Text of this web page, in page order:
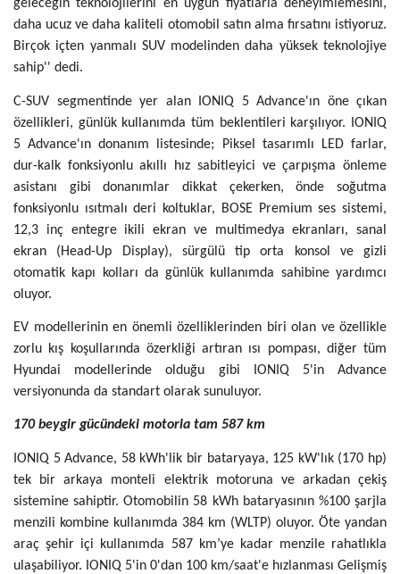
geleceğin teknolojilerini en uygun fiyatlarla deneyimlemesini,
daha ucuz ve daha kaliteli otomobil satın alma fırsatını istiyoruz.
Birçok içten yanmalı SUV modelinden daha yüksek teknolojiye
sahip'' dedi.
C-SUV segmentinde yer alan IONIQ 5 Advance'ın öne çıkan
özellikleri, günlük kullanımda tüm beklentileri karşılıyor. IONIQ
5 Advance'ın donanım listesinde; Piksel tasarımlı LED farlar,
dur-kalk fonksiyonlu akıllı hız sabitleyici ve çarpışma önleme
asistanı gibi donanımlar dikkat çekerken, önde soğutma
fonksiyonlu ısıtmalı deri koltuklar, BOSE Premium ses sistemi,
12,3 inç entegre ikili ekran ve multimedya ekranları, sanal
ekran (Head-Up Display), sürgülü tip orta konsol ve gizli
otomatik kapı kolları da günlük kullanımda sahibine yardımcı
oluyor.
EV modellerinin en önemli özelliklerinden biri olan ve özellikle
zorlu kış koşullarında özerkliği artıran ısı pompası, diğer tüm
Hyundai modellerinde olduğu gibi IONIQ 5'in Advance
versiyonunda da standart olarak sunuluyor.
170 beygir gücündeki motorla tam 587 km
IONIQ 5 Advance, 58 kWh'lik bir bataryaya, 125 kW'lık (170 hp)
tek bir arkaya monteli elektrik motoruna ve arkadan çekiş
sistemine sahiptir. Otomobilin 58 kWh bataryasının %100 şarjla
menzili kombine kullanımda 384 km (WLTP) oluyor. Öte yandan
araç şehir içi kullanımda 587 km’ye kadar menzile rahatlıkla
ulaşabiliyor. IONIQ 5'in 0'dan 100 km/saat'e hızlanması Gelişmiş